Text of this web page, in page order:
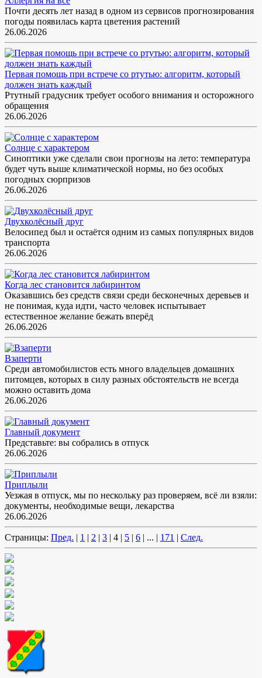
Почти десять лет назад в одном из сервисов прогнозирования
погоды появилась карта цветения растений
26.06.2026
Первая помощь при встрече со ртутью: алгоритм, который
должен знать каждый
Ртутный градусник требует особого внимания и осторожного
обращения
26.06.2026
Солнце с характером
Синоптики уже сделали свои прогнозы на лето: температура
будет чуть выше климатической нормы, но без особых
погодных сюрпризов
26.06.2026
Двухколёсный друг
Велосипед был и остаётся одним из самых популярных видов
транспорта
26.06.2026
Когда лес становится лабиринтом
Оказавшись без средств связи среди бесконечных деревьев и
не понимая, куда идти, часто человек испытывает
естественное желание бежать вперёд
26.06.2026
Взаперти
Среди автомобилистов есть много владельцев домашних
питомцев, которых в силу разных обстоятельств не всегда
можно оставить дома
26.06.2026
Главный документ
Представьте: вы собрались в отпуск
26.06.2026
Приплыли
Уезжая в отпуск, мы по нескольку раз проверяем, всё ли взяли:
документы, необходимые вещи, лекарства
26.06.2026
Страницы: Пред. | 1 | 2 | 3 | 4 | 5 | 6 | ... | 171 | След.